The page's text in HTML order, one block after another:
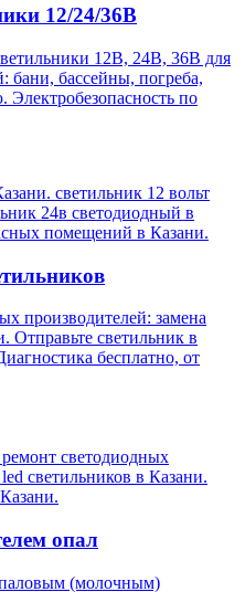
12/24/36В
12В, 24В, 36В для
бассейны, погреба,
по
светильник 12 вольт
24в светодиодный в
помещений в Казани.
производителей: замена
Отправьте светильник в
бесплатно, от
светодиодных
светильников в Казани.
.
опал
(молочным)